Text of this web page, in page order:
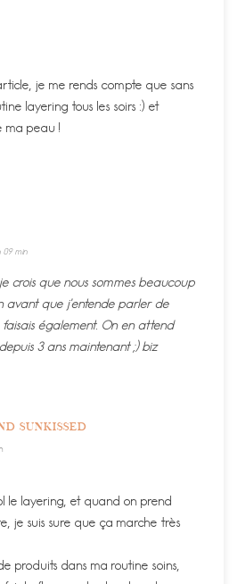
je me rends compte que sans
layering tous les soirs :) et
ma peau !
09 min
crois que nous sommes beaucoup
avant que j’entende parler de
également. On en attend
3 ans maintenant ;) biz
SUNKISSED
le layering, et quand on prend
je suis sure que ça marche très
produits dans ma routine soins,